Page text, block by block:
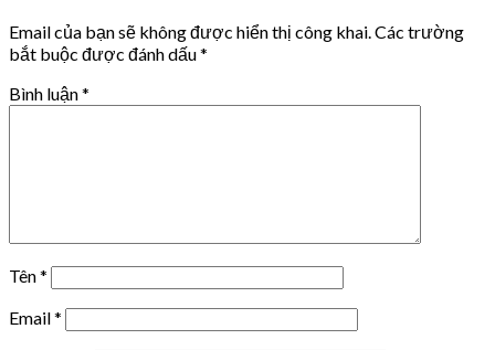
Email của bạn sẽ không được hiển thị công khai. Các trường
bắt buộc được đánh dấu*
Bình luận*
Tên*
Email*